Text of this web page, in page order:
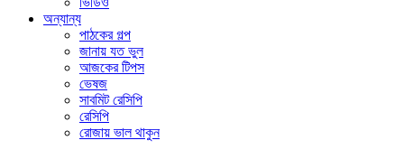
অন্যান্য
পাঠকের গল্প
জানায় যত ভুল
আজকের টিপস
ভেষজ
সাবমিট রেসিপি
রেসিপি
রোজায় ভাল থাকুন